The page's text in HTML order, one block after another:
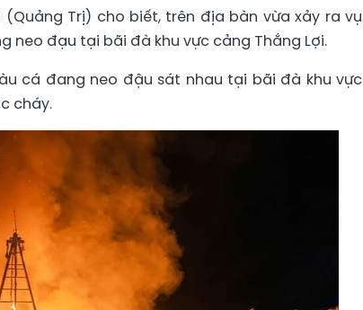
(Quảng Trị) cho biết, trên địa bàn vừa xảy ra vụ
neo đạu tại bãi đà khu vực cảng Thắng Lợi.
cá đang neo đậu sát nhau tại bãi đà khu vực
cháy.